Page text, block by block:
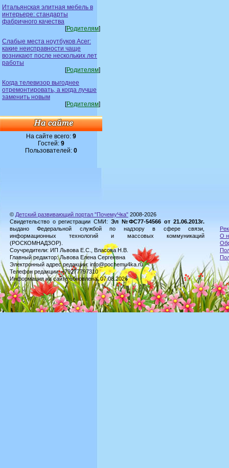
Итальянская элитная мебель в
интерьере: стандарты
фабричного качества
[Родителям]
Слабые места ноутбуков Acer:
какие неисправности чаще
возникают после нескольких лет
работы
[Родителям]
Когда телевизор выгоднее
отремонтировать, а когда лучше
заменить новым
[Родителям]
На сайте всего: 9
Гостей: 9
Пользователей: 0
© Детский развивающий портал "ПочемуЧка" 2008-2026
Свидетельство о регистрации СМИ: Эл №ФС77-54566 от 21.06.2013г.
выдано Федеральной службой по надзору в сфере связи,
информационных технологий и массовых коммуникаций
(РОСКОМНАДЗОР).
Соучредители: ИП Львова Е.С., Власова Н.В.
Главный редактор: Львова Елена Сергеевна
Электронный адрес редакции: info@pochemu4ka.ru
Телефон редакции: +79277797310
Информация на сайте обновлена: 07.08.2026
О